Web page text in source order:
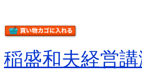
稲盛和夫経営